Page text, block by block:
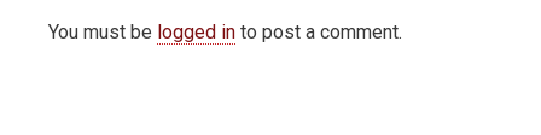
You must be logged in to post a comment.